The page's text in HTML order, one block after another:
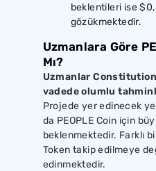
beklentileri ise
gözükmektedir.
Uzmanlara Göre
Mı?
Uzmanlar
vadede olumlu
Projede yer edinecek
da PEOPLE Coin için
beklenmektedir. Farklı
Token takip edilmeye
edinmektedir.